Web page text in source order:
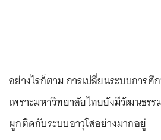
อย่างไรก็ตาม การเปลี่ยนระบบการ
เพราะมหาวิทยาลัยไทยยังมีวัฒนธร
ผูกติดกับระบบอาวุโสอย่างมากอยู่